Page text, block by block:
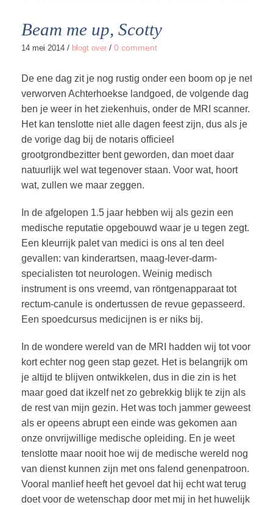
Beam me up, Scotty
14 mei 2014/ blogt over/ 0 comment
De ene dag zit je nog rustig onder een boom op je net
verworven Achterhoekse landgoed, de volgende dag
ben je weer in het ziekenhuis, onder de MRI scanner.
Het kan tenslotte niet alle dagen feest zijn, dus als je
de vorige dag bij de notaris officieel
grootgrondbezitter bent geworden, dan moet daar
natuurlijk wel wat tegenover staan. Voor wat, hoort
wat, zullen we maar zeggen.
In de afgelopen 1.5 jaar hebben wij als gezin een
medische reputatie opgebouwd waar je u tegen zegt.
Een kleurrijk palet van medici is ons al ten deel
gevallen: van kinderartsen, maag-lever-darm-
specialisten tot neurologen. Weinig medisch
instrument is ons vreemd, van röntgenapparaat tot
rectum-canule is ondertussen de revue gepasseerd.
Een spoedcursus medicijnen is er niks bij.
In de wondere wereld van de MRI hadden wij tot voor
kort echter nog geen stap gezet. Het is belangrijk om
je altijd te blijven ontwikkelen, dus in die zin is het
maar goed dat ikzelf net zo gebrekkig blijk te zijn als
de rest van mijn gezin. Het was toch jammer geweest
als er opeens abrupt een einde was gekomen aan
onze onvrijwillige medische opleiding. En je weet
tenslotte maar nooit hoe wij de medische wereld nog
van dienst kunnen zijn met ons falend genenpatroon.
Vooral manlief heeft het gevoel dat hij echt wat terug
doet voor de wetenschap door met mij in het huwelijk